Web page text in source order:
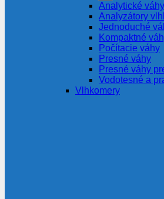
Analytické váhy
Analyzátory
Jednoduché
Kompaktné
Počítacie váhy
Presné váhy
Presné váhy
Vodotesné a
Vlhkomery